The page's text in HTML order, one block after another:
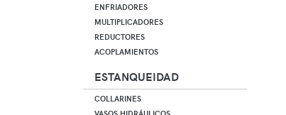
ENFRIADORES
MULTIPLICADORES
REDUCTORES
ACOPLAMIENTOS
ESTANQUEIDAD
COLLARINES